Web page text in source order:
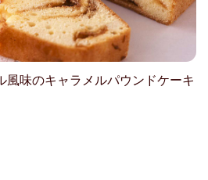
風味のキャラメルパウンドケーキ